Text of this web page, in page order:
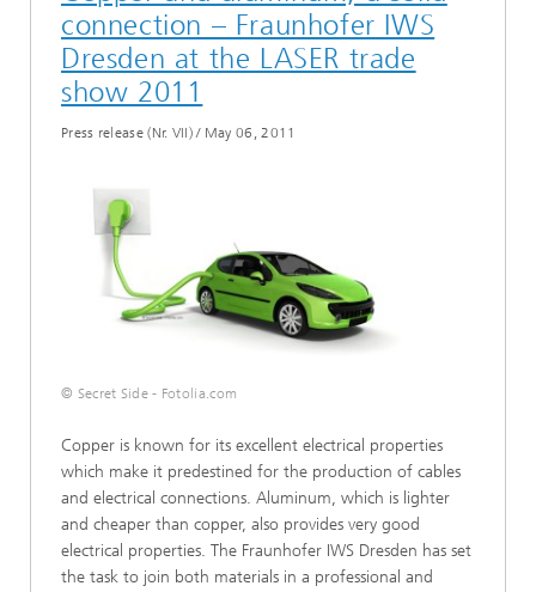
connection – Fraunhofer IWS
Dresden at the LASER trade
show 2011
Press release (Nr. VII)/ May 06, 2011
© Secret Side - Fotolia.com
Copper is known for its excellent electrical properties
which make it predestined for the production of cables
and electrical connections. Aluminum, which is lighter
and cheaper than copper, also provides very good
electrical properties. The Fraunhofer IWS Dresden has set
the task to join both materials in a professional and